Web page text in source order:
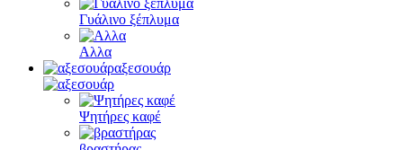
Γυάλινο ξέπλυμα
Αλλα
αξεσουάρ
Ψητήρες καφέ